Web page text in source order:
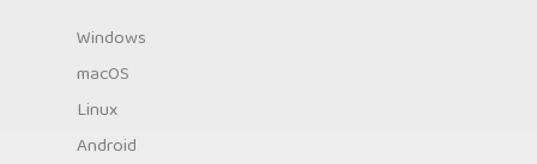
Windows
macOS
Linux
Android